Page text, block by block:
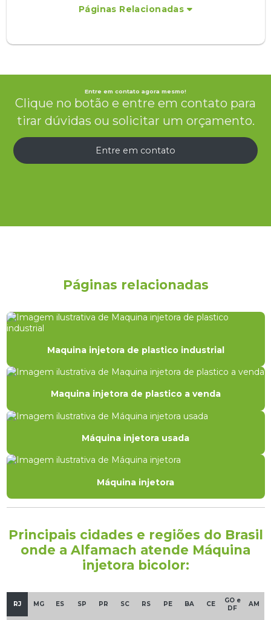
Páginas Relacionadas
Entre em contato agora mesmo!
Clique no botão e entre em contato para
tirar dúvidas ou solicitar um orçamento.
Entre em contato
Páginas relacionadas
Maquina injetora de plastico industrial
Maquina injetora de plastico a venda
Máquina injetora usada
Máquina injetora
Principais cidades e regiões do Brasil
onde a Alfamach atende Máquina
injetora bicolor:
RJ MG ES SP PR SC RS PE BA CE
GO e
DF
AM